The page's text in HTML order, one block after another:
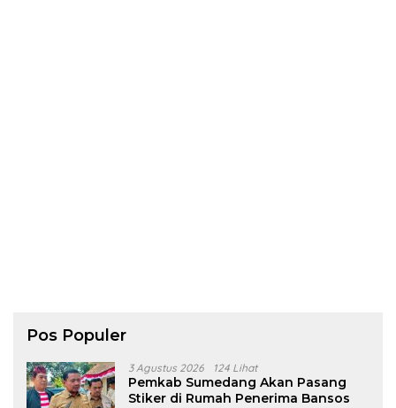
Pos Populer
3 Agustus 2026 124 Lihat
Pemkab Sumedang Akan Pasang
Stiker di Rumah Penerima Bansos